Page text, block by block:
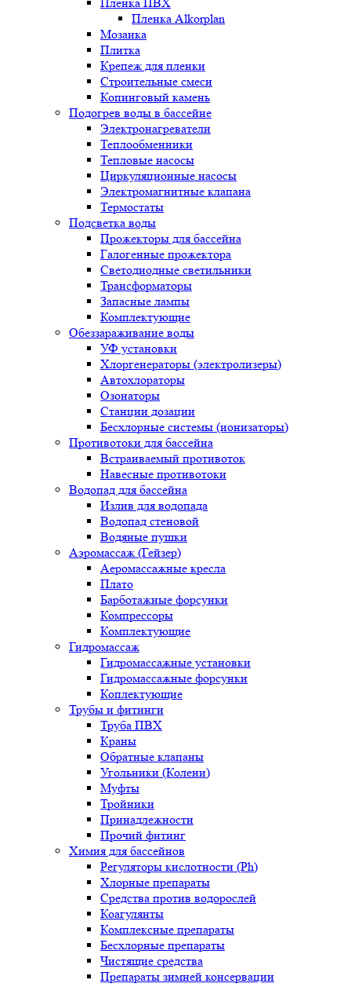
Пленка Alkorplan
Мозаика
Плитка
Крепеж для пленки
Строительные смеси
Копинговый камень
Подогрев воды в бассейне
Электронагреватели
Теплообменники
Тепловые насосы
Циркуляционные насосы
Электромагнитные клапана
Термостаты
Подсветка воды
Прожекторы для бассейна
Галогенные прожектора
Светодиодные светильники
Трансформаторы
Запасные лампы
Комплектующие
Обеззараживание воды
УФ установки
Хлоргенераторы (электролизеры)
Автохлораторы
Озонаторы
Станции дозации
Бесхлорные системы (ионизаторы)
Противотоки для бассейна
Встраиваемый противоток
Навесные противотоки
Водопад для бассейна
Излив для водопада
Водопад стеновой
Водяные пушки
Аэромассаж (Гейзер)
Аеромассажные кресла
Плато
Барботажные форсунки
Компрессоры
Комплектующие
Гидромассаж
Гидромассажные установки
Гидромассажные форсунки
Коплектующие
Трубы и фитинги
Труба ПВХ
Краны
Обратные клапаны
Угольники (Колени)
Муфты
Тройники
Принадлежности
Прочий фитинг
Химия для бассейнов
Регуляторы кислотности (Ph)
Хлорные препараты
Средства против водорослей
Коагулянты
Комплексные препараты
Бесхлорные препараты
Чистящие средства
Препараты зимней консервации